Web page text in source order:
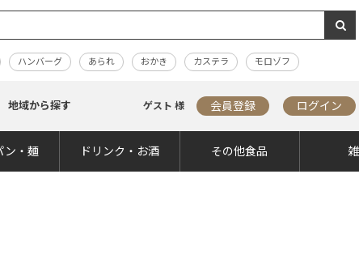
ハンバーグ あられ おかき カステラ モロゾフ
地域から探す ゲスト 様 会員登録 ログイン
ン・麺 ドリンク・お酒 その他食品